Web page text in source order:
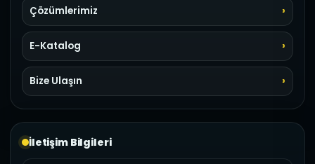
Çözümlerimiz
E-Katalog
Bize Ulaşın
İletişim Bilgileri